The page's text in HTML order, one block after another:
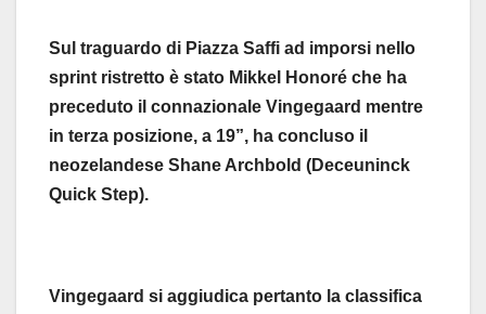
Sul traguardo di Piazza Saffi ad imporsi nello
sprint ristretto è stato Mikkel Honoré che ha
preceduto il connazionale Vingegaard mentre
in terza posizione, a 19”, ha concluso il
neozelandese Shane Archbold (Deceuninck
Quick Step).
Vingegaard si aggiudica pertanto la classifica